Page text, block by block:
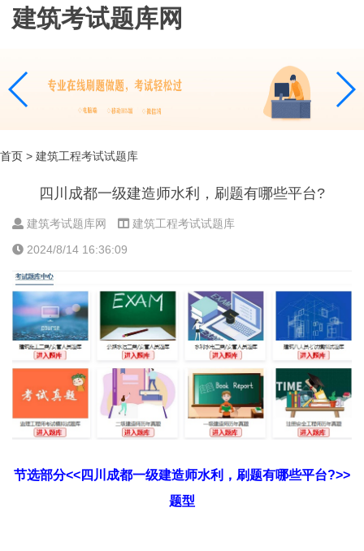
建筑考试题库网
首页 > 建筑工程考试试题库
四川成都一级建造师水利，刷题有哪些平台?
建筑考试题库网
建筑工程考试试题库
2024/8/14 16:36:09
节选部分<<四川成都一级建造师水利，刷题有哪些平台?>>
题型